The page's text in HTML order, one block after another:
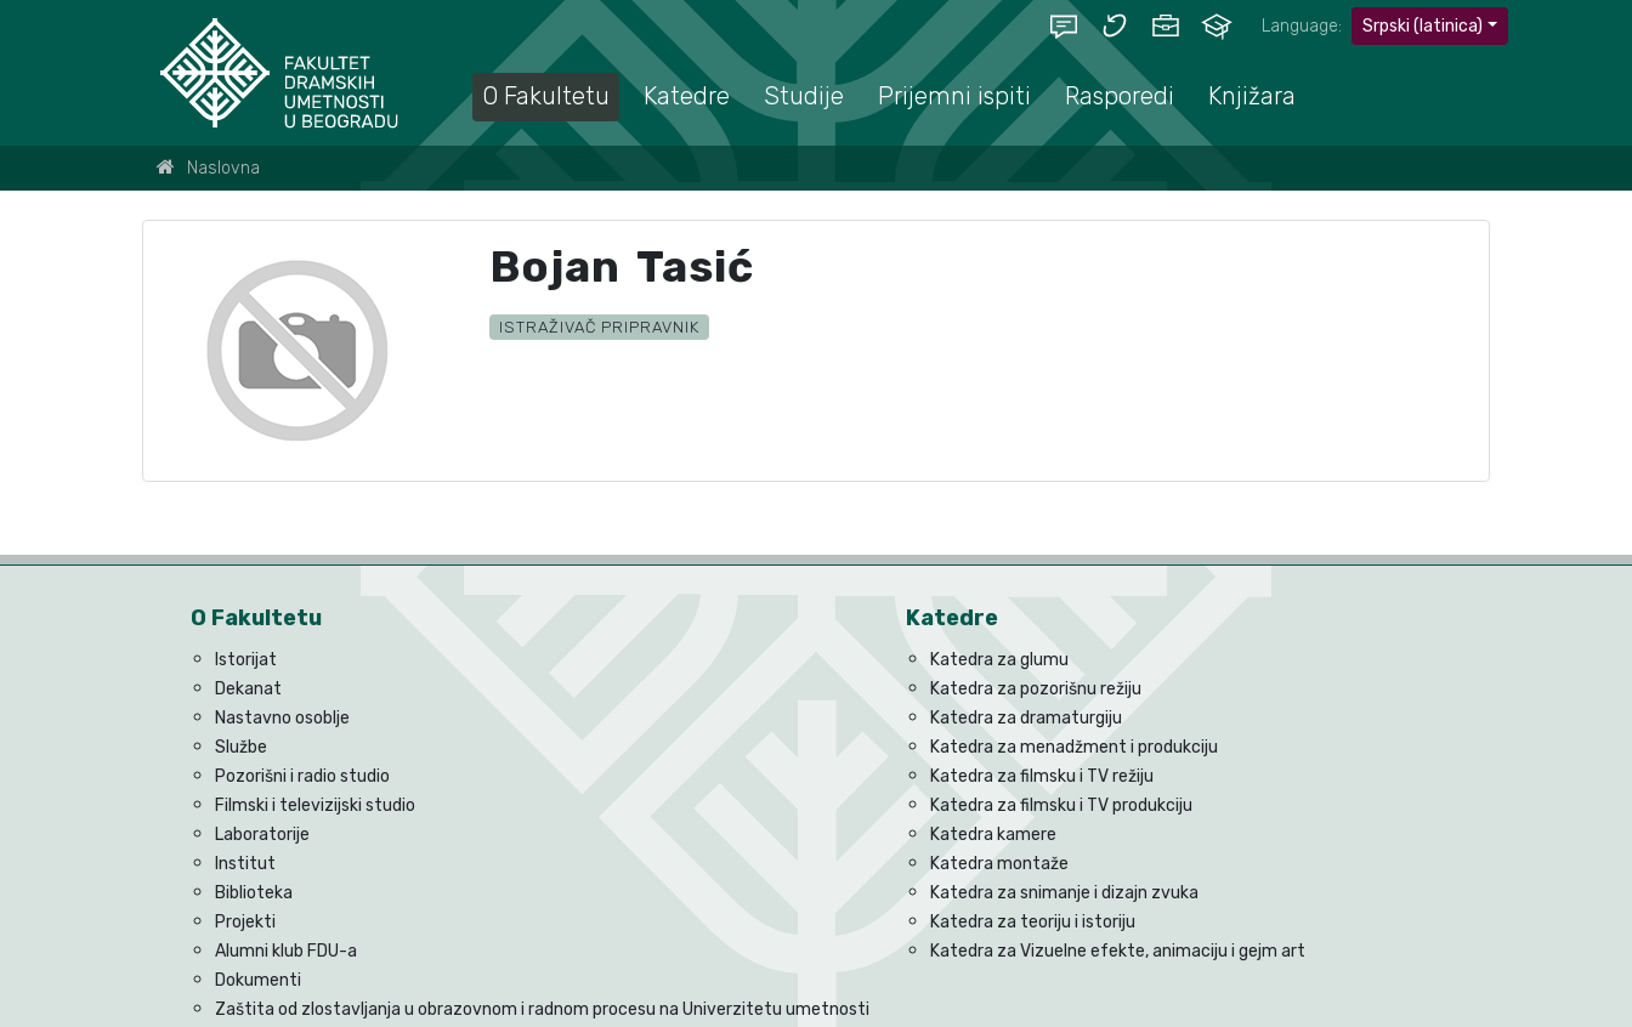
Language: Srpski (latinica)
O Fakultetu Katedre Studije Prijemni ispiti Rasporedi Knjižara
Naslovna
Bojan Tasić
ISTRAŽIVAČ PRIPRAVNIK
O Fakultetu
Istorijat
Dekanat
Nastavno osoblje
Službe
Pozorišni i radio studio
Filmski i televizijski studio
Laboratorije
Institut
Biblioteka
Projekti
Alumni klub FDU-a
Dokumenti
Zaštita od zlostavljanja u obrazovnom i radnom procesu na Univerzitetu umetnosti
Katedre
Katedra za glumu
Katedra za pozorišnu režiju
Katedra za dramaturgiju
Katedra za menadžment i produkciju
Katedra za filmsku i TV režiju
Katedra za filmsku i TV produkciju
Katedra kamere
Katedra montaže
Katedra za snimanje i dizajn zvuka
Katedra za teoriju i istoriju
Katedra za Vizuelne efekte, animaciju i gejm art